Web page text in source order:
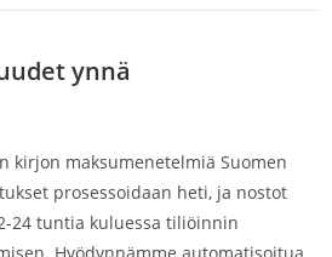
ynnä
kirjon maksumenetelmiä Suomen
prosessoidaan heti, ja nostot
24 tuntia kuluessa tiliöinnin